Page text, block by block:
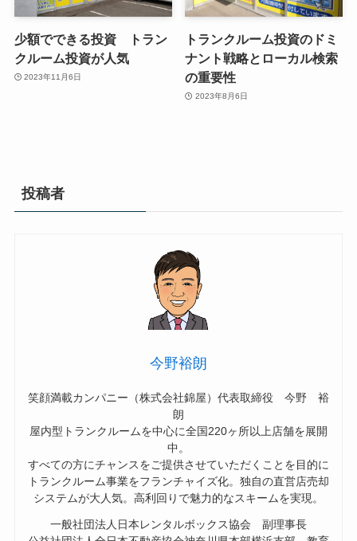
少額でできる投資 トラン
クルーム投資が人気
2023年11月6日
トランクルーム投資のドミ
ナント戦略とローカル検索
の重要性
2023年8月6日
投稿者
今野裕朗
笑顔満載カンパニー（株式会社錦屋）代表取締役 今野 裕
朗
屋内型トランクルームを中心に全国220ヶ所以上店舗を展開
中。
すべての方にチャンスをご提供させていただくことを目的に
トランクルーム事業をフランチャイズ化。独自の直営店売却
システムが大人気。高利回りで魅力的なスキームを実現。
一般社団法人日本レンタルボックス協会 副理事長